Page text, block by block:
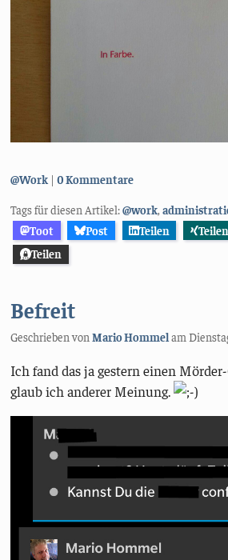
Kategorien:
@Work 0 Kommentare
Tags für diesen Artikel:@work,
Toot
Post Teilen Teilen
Teilen
Befreit
Geschrieben vonMario Hommelam
Ich fand das ja gestern einen
glaub ich anderer Meinung.